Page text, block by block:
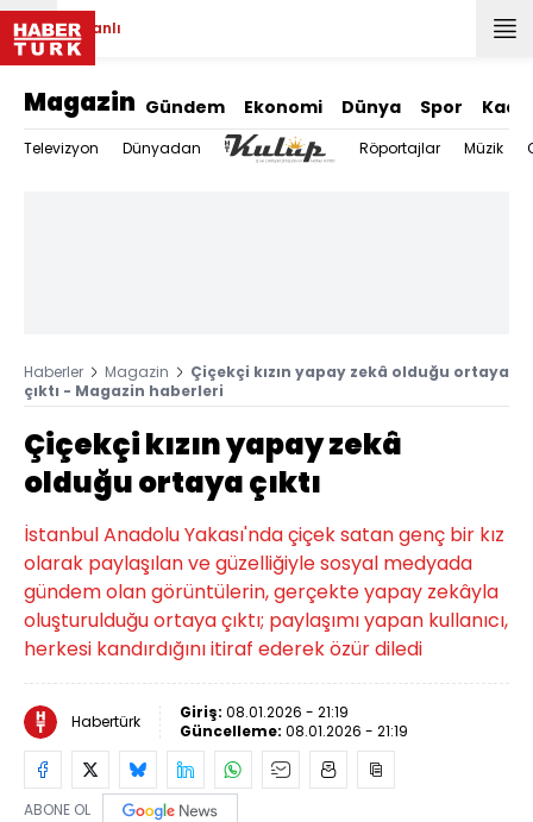
Canlı
Magazin Gündem Ekonomi Dünya Spor
Televizyon Dünyadan Röportajlar Müzik
Haberler Magazin
Çiçekçi kızın yapay zekâ olduğu ortaya
çıktı - Magazin haberleri
Çiçekçi kızın yapay zekâ
olduğu ortaya çıktı
İstanbul Anadolu Yakası'nda çiçek satan genç bir kız
olarak paylaşılan ve güzelliğiyle sosyal medyada
gündem olan görüntülerin, gerçekte yapay zekâyla
oluşturulduğu ortaya çıktı; paylaşımı yapan kullanıcı,
herkesi kandırdığını itiraf ederek özür diledi
Habertürk Giriş: 08.01.2026 - 21:19
Güncelleme: 08.01.2026 - 21:19
ABONE OL